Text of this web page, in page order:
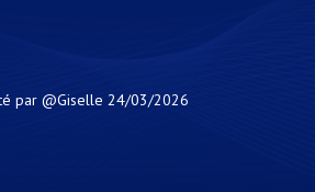
par @Giselle 24/03/2026